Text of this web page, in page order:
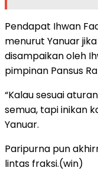
Pendapat Ihwan
menurut Yanuar
disampaikan oleh
pimpinan Pansus
“Kalau sesuai
semua, tapi inikan
Yanuar.
Paripurna pun
lintas fraksi.(win)